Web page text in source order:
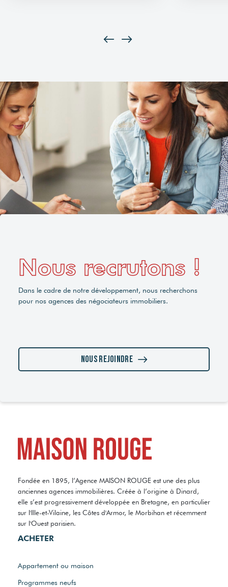
Nous recrutons !
Dans le cadre de notre développement, nous recherchons
pour nos agences des négociateurs immobiliers.
Nous rejoindre
Fondée en 1895, l’Agence MAISON ROUGE est une des plus
anciennes agences immobilières. Créée à l’origine à Dinard,
elle s’est progressivement développée en Bretagne, en particulier
sur l'Ille-et-Vilaine, les Côtes d'Armor, le Morbihan et récemment
sur l'Ouest parisien.
ACHETER
Appartement ou maison
Programmes neufs